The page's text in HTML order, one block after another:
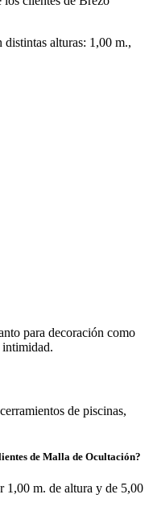
alturas: 1,00 m.,
para decoración como
intimidad.
de piscinas,
de Malla de Ocultación?
1,00 m. de altura y de 5,00